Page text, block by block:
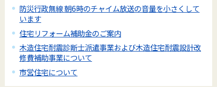
防災行政無線 朝6時のチャイム放送の音量を小さくして
います
住宅リフォーム補助金のご案内
木造住宅耐震診断士派遣事業および木造住宅耐震設計改
修費補助事業について
市営住宅について